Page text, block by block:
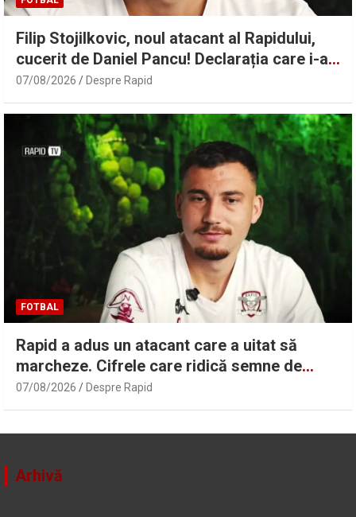
Filip Stojilkovic, noul atacant al Rapidului,
cucerit de Daniel Pancu! Declarația care i-a
încântat pe fani
07/08/2026 Despre Rapid
FOTBAL
Rapid a adus un atacant care a uitat să
marcheze. Cifrele care ridică semne de
întrebare | Sport.ro
07/08/2026 Despre Rapid
Arhivă